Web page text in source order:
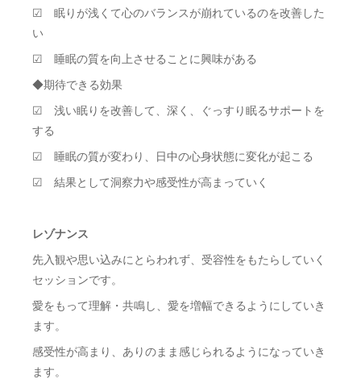
☑ 眠りが浅くて心のバランスが崩れているのを改善した
い
☑ 睡眠の質を向上させることに興味がある
◆期待できる効果
☑ 浅い眠りを改善して、深く、ぐっすり眠るサポートを
する
☑ 睡眠の質が変わり、日中の心身状態に変化が起こる
☑ 結果として洞察力や感受性が高まっていく
レゾナンス
先入観や思い込みにとらわれず、受容性をもたらしていく
セッションです。
愛をもって理解・共鳴し、愛を増幅できるようにしていき
ます。
感受性が高まり、ありのまま感じられるようになっていき
ます。